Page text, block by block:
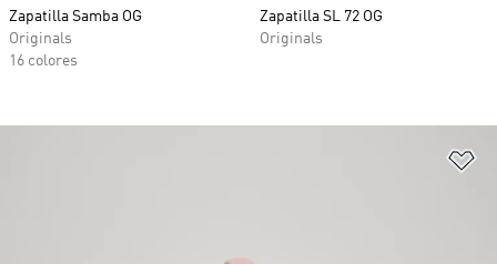
Zapatilla Samba OG
Originals
16 colores
Zapatilla SL 72 OG
Originals